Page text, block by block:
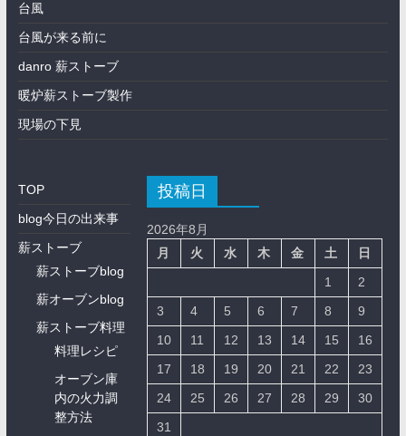
台風
台風が来る前に
danro 薪ストーブ
暖炉薪ストーブ製作
現場の下見
TOP
blog今日の出来事
薪ストーブ
薪ストーブblog
薪オーブンblog
薪ストーブ料理
料理レシピ
オーブン庫
内の火力調
整方法
投稿日
2026年8月
月
火 水 木 金 土 日
1
2
3
4 5 6 7 8
9
10
11 12 13 14 15
16
17
18 19 20 21 22
23
24
25 26 27 28 29
30
31